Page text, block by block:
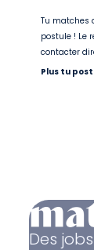
Tu matches
postule ! Le
contacter
Plus tu
Des